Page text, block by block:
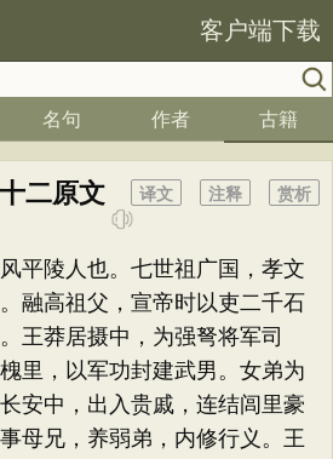
客户端下载
名句 作者 古籍
二原文 赏析
注释
译文
陵人也。七世祖广国，孝文
融高祖父，宣帝时以吏二千石
王莽居摄中，为强弩将军司
里，以军功封建武男。女弟为
安中，出入贵戚，连结闾里豪
母兄，养弱弟，内修行义。王